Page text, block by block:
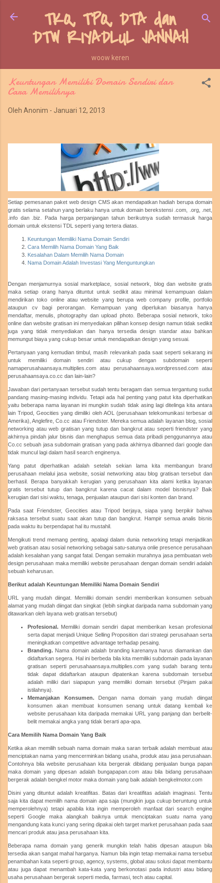
Langsung ke konten utama
TKQ, TPQ, DTA dan
DTW RIYADLUL JANNAH
woow keren
Keuntungan Memiliki Domain Sendiri dan
Cara Memilihnya
Oleh Anonim - Januari 12, 2013
Setiap pemesanan paket web design CMS akan mendapatkan hadiah berupa domain
gratis selama setahun yang berlaku hanya untuk domain berekstensi .com, .org, .net,
.info dan .biz. Pada harga perpanjangan tahun berikutnya sudah termasuk harga
domain untuk ekstensi TDL seperti yang tertera diatas.
Keuntungan Memiliki Nama Domain Sendiri
Cara Memilih Nama Domain Yang Baik
Kesalahan Dalam Memilih Nama Domain
Nama Domain Adalah Investasi Yang Menguntungkan
Dengan menjamurnya sosial marketplace, sosial network, blog dan website gratis
maka setiap orang hanya dituntut untuk sedikit atau minimal kemampuan dalam
mendirikan toko online atau website yang berupa web company profile, portfolio
ataupun cv bagi perorangan. Kemampuan yang diperlukan biasanya hanya
mendaftar, menulis, photography dan upload photo. Beberapa sosial network, toko
online dan website gratisan ini menyediakan pilihan konsep design namun tidak sedikit
juga yang tidak menyediakan dan hanya tersedia design standar atau bahkan
memungut biaya yang cukup besar untuk mendapatkan design yang sesuai.
Pertanyaan yang kemudian timbul, masih relevankah pada saat seperti sekarang ini
untuk memiliki domain sendiri atau cukup dengan subdomain seperti
namaperusahaansaya.multiplies.com atau perusahaansaya.wordpressed.com atau
perusahaansaya.co.cc dan lain-lain?
Jawaban dari pertanyaan tersebut sudah tentu beragam dan semua tergantung sudut
pandang masing-masing individu. Tetapi ada hal penting yang patut kita diperhatikan
yaitu beberapa nama layanan ini mungkin sudah tidak asing lagi ditelinga kita antara
lain Tripod, Geocities yang dimiliki oleh AOL (perusahaan telekomunikasi terbesar di
Amerika), Anglefire, Co.cc atau Friendster. Mereka semua adalah layanan blog, sosial
networking atau web gratisan yang tutup dan bangkrut atau seperti friendster yang
akhirnya pindah jalur bisnis dan menghapus semua data pribadi penggunannya atau
Co.cc sebuah jasa subdomain gratisan yang pada akhirnya dibanned dari google dan
tidak muncul lagi dalam hasil search enginenya.
Yang patut diperhatikan adalah setelah sekian lama kita membangun brand
perusahaan melalui jasa website, sosial networking atau blog gratisan tersebut dan
berhasil. Berapa banyakkah kerugian yang perusahaan kita alami ketika layanan
gratis tersebut tutup dan bangkrut karena cacat dalam model bisnisnya? Baik
kerugian dari sisi waktu, tenaga, penjualan ataupun dari sisi konten dan brand.
Pada saat Friendster, Geocities atau Tripod berjaya, siapa yang berpikir bahwa
raksasa tersebut suatu saat akan tutup dan bangkrut. Hampir semua analis bisnis
pada waktu itu berpendapat hal itu mustahil.
Mengikuti trend memang penting, apalagi dalam dunia networking tetapi menjadikan
web gratisan atau sosial networking sebagai satu-satunya onlie presence perusahaan
adalah kesalahan yang sangat fatal. Dengan semakin murahnya jasa pembuatan web
design perusahaan maka memiliki website perusahaan dengan domain sendiri adalah
sebuah keharusan.
Berikut adalah Keuntungan Memiliki Nama Domain Sendiri
URL yang mudah diingat. Memiliki domain sendiri memberikan konsumen sebuah
alamat yang mudah diingat dan singkat (lebih singkat daripada nama subdomain yang
ditawarkan oleh layana web gratisan tersebut)
Profesional. Memiliki domain sendiri dapat memberikan kesan profesional
serta dapat menjadi Unique Selling Proposition dari strategi perusahaan serta
meningkatkan competitive advantage terhadap pesaing.
Branding. Nama domain adalah branding karenanya harus diamankan dan
didaftarkan segera. Hal ini berbeda bila kita memiliki subdomain pada layanan
gratisan seperti perusahaansaya.multiplies.com yang sudah barang tentu
tidak dapat didaftarkan ataupun dipatenkan karena subdomain tersebut
adalah miliki dari siapapun yang memiliki domain tersebut (Pinjam pakai
istilahnya).
Memanjakan Konsumen.Dengan nama domain yang mudah diingat
konsumen akan membuat konsumen senang untuk datang kembali ke
website perusahaan kita daripada memakai URL yang panjang dan berbelit-
belit memakai angka yang tidak berarti apa-apa.
Cara Memilih Nama Domain Yang Baik
Ketika akan memilih sebuah nama domain maka saran terbaik adalah membuat atau
menciptakan nama yang mencerminkan bidang usaha, produk atau jasa perusahaan.
Contohnya bila website perusahaan kita bergerak dibidang penjualan bunga papan
maka domain yang dipesan adalah bungapapan.com atau bila bidang perusahaan
bergerak adalah bengkel motor maka domain yang baik adalah bengkelmotor.com
Disini yang dituntut adalah kreatifitas. Batas dari kreatifitas adalah imaginasi. Tentu
saja kita dapat memilih nama domain apa saja (mungkin juga cukup beruntung untuk
memperolehnya) tetapi apabila kita ingin memperoleh manfaat dari search engine
seperti Google maka alangkah baiknya untuk menciptakan suatu nama yang
mengandung kata kunci yang sering dipakai oleh target market perusahaan pada saat
mencari produk atau jasa perusahaan kita.
Beberapa nama domain yang generik mungkin telah habis dipesan ataupun bila
tersedia akan sangat mahal harganya. Namun bila ingin tetap memakai nama tersebut
penambahan kata seperti group, agency, systems, global atau solusi dapat membantu
atau juga dapat menambah kata-kata yang berkonotasi pada industri atau bidang
usaha perusahaan bergerak seperti media, farmasi, tech atau capital.